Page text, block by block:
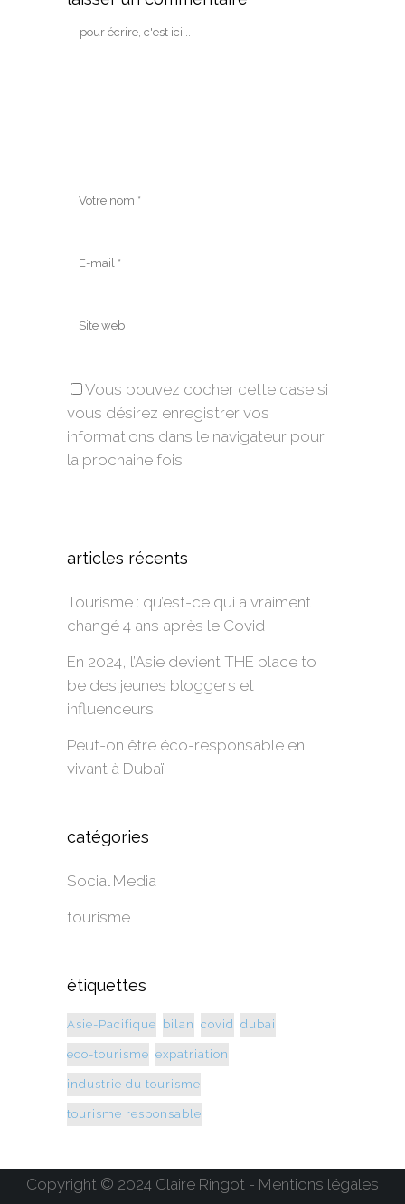
Vous pouvez cocher cette case si
vous désirez enregistrer vos
informations dans le navigateur pour
la prochaine fois.
articles récents
Tourisme : qu’est-ce qui a vraiment
changé 4 ans après le Covid
En 2024, l’Asie devient THE place to
be des jeunes bloggers et
influenceurs
Peut-on être éco-responsable en
vivant à Dubaï
catégories
Social Media
tourisme
étiquettes
Asie-Pacifique bilan covid dubai
eco-tourisme expatriation
industrie du tourisme
tourisme responsable
Copyright © 2024 Claire Ringot - Mentions légales